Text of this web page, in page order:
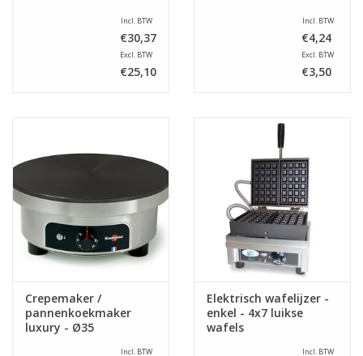
Incl. BTW
€30,37
Excl. BTW
€25,10
Incl. BTW
€4,24
Excl. BTW
€3,50
Crepemaker /
pannenkoekmaker
luxury - Ø35
Incl. BTW
Elektrisch wafelijzer -
enkel - 4x7 luikse
wafels
Incl. BTW